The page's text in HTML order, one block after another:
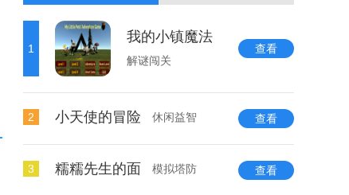
1
我的小镇魔法
解谜闯关
查看
2 小天使的冒险 休闲益智 查看
3 糯糯先生的面 模拟塔防 查看